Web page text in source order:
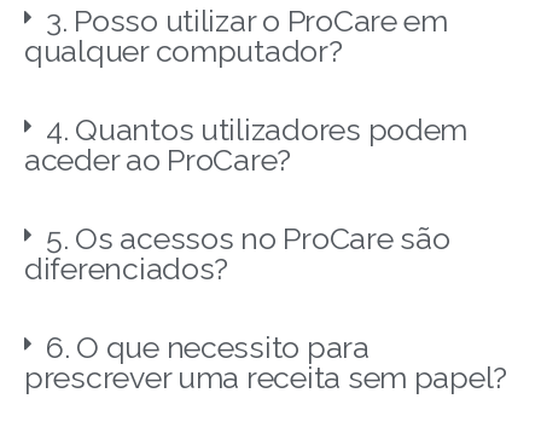
3. Posso utilizar o ProCare em
qualquer computador?
4. Quantos utilizadores podem
aceder ao ProCare?
5. Os acessos no ProCare são
diferenciados?
6. O que necessito para
prescrever uma receita sem papel?